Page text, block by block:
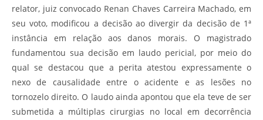
relator, juiz convocado Renan Chaves Carreira Machado, em
seu voto, modificou a decisão ao divergir da decisão de 1ª
instância em relação aos danos morais. O magistrado
fundamentou sua decisão em laudo pericial, por meio do
qual se destacou que a perita atestou expressamente o
nexo de causalidade entre o acidente e as lesões no
tornozelo direito. O laudo ainda apontou que ela teve de ser
submetida a múltiplas cirurgias no local em decorrência